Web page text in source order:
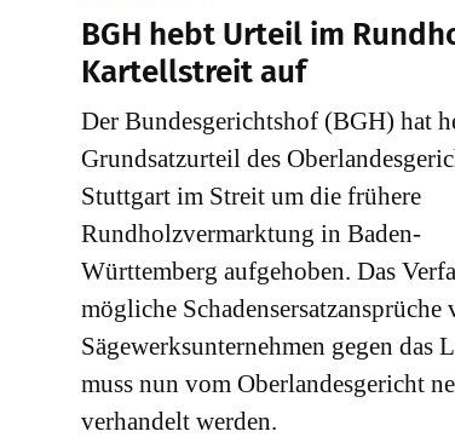
​BGH hebt Urteil im
Kartellstreit auf
Der Bundesgerichtshof (BGH) hat
Grundsatzurteil des
Stuttgart im Streit um die frühere
Rundholzvermarktung in Baden-
Württemberg aufgehoben. Das
mögliche Schadensersatzansprüche
Sägewerksunternehmen gegen das
muss nun vom Oberlandesgericht
verhandelt werden.